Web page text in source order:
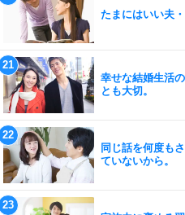
たまにはいい夫
幸せな結婚生活
とも大切。
同じ話を何度も
ていないから。